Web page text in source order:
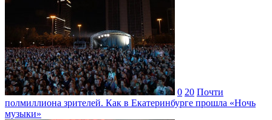
0 20 Почти
полмиллиона зрителей. Как в Екатеринбурге прошла «Ночь
музыки»